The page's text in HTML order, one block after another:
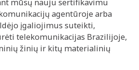
mūsų nauju sertifikavimu
agentūroje arba
įgaliojimus suteikti,
telekomunikacijas Brazilijoje,
žinių ir kitų materialinių